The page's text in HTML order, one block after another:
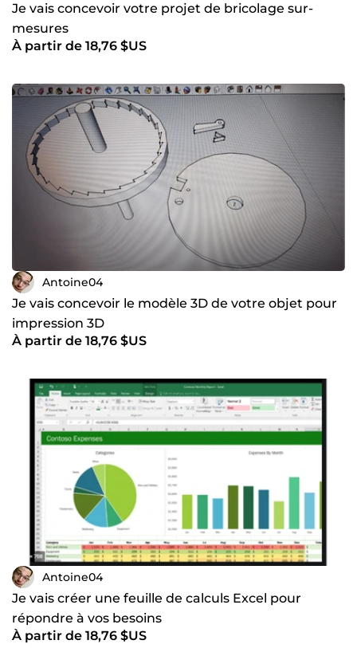
Je vais concevoir votre projet de bricolage sur-
mesures
À partir de 18,76 $US
Antoine04
Je vais concevoir le modèle 3D de votre objet pour
impression 3D
À partir de 18,76 $US
Antoine04
Je vais créer une feuille de calculs Excel pour
répondre à vos besoins
À partir de 18,76 $US